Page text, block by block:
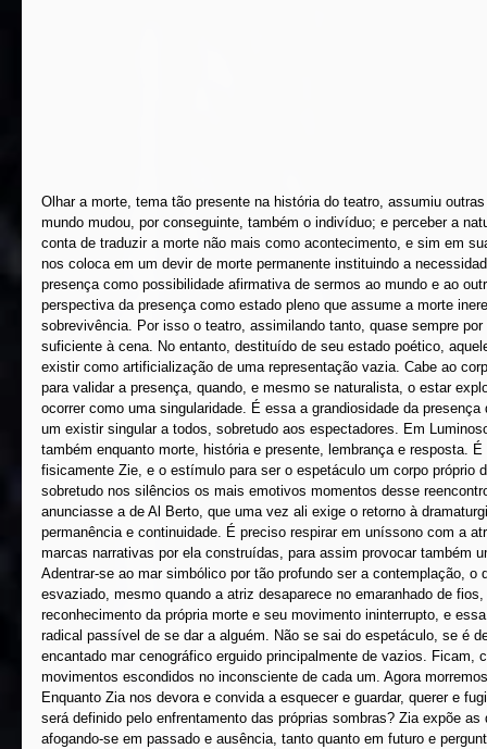
Olhar a morte, tema tão presente na história do teatro, assumiu
mundo mudou, por conseguinte, também o indivíduo; e perceber a
conta de traduzir a morte não mais como acontecimento, e sim em
nos coloca em um devir de morte permanente instituindo a
presença como possibilidade afirmativa de sermos ao mundo e ao
perspectiva da presença como estado pleno que assume a morte
sobrevivência. Por isso o teatro, assimilando tanto, quase sempre
suficiente à cena. No entanto, destituído de seu estado poético,
existir como artificialização de uma representação vazia. Cabe ao
para validar a presença, quando, e mesmo se naturalista, o estar
ocorrer como uma singularidade. É essa a grandiosidade da
um existir singular a todos, sobretudo aos espectadores. Em
também enquanto morte, história e presente, lembrança e resposta.
fisicamente Zie, e o estímulo para ser o espetáculo um corpo próprio
sobretudo nos silêncios os mais emotivos momentos desse
anunciasse a de Al Berto, que uma vez ali exige o retorno à
permanência e continuidade. É preciso respirar em uníssono com a
marcas narrativas por ela construídas, para assim provocar também
Adentrar-se ao mar simbólico por tão profundo ser a contemplação,
esvaziado, mesmo quando a atriz desaparece no emaranhado de
reconhecimento da própria morte e seu movimento ininterrupto, e
radical passível de se dar a alguém. Não se sai do espetáculo, se é
encantado mar cenográfico erguido principalmente de vazios. Ficam,
movimentos escondidos no inconsciente de cada um. Agora
Enquanto Zia nos devora e convida a esquecer e guardar, querer e
será definido pelo enfrentamento das próprias sombras? Zia expõe
afogando-se em passado e ausência, tanto quanto em futuro e